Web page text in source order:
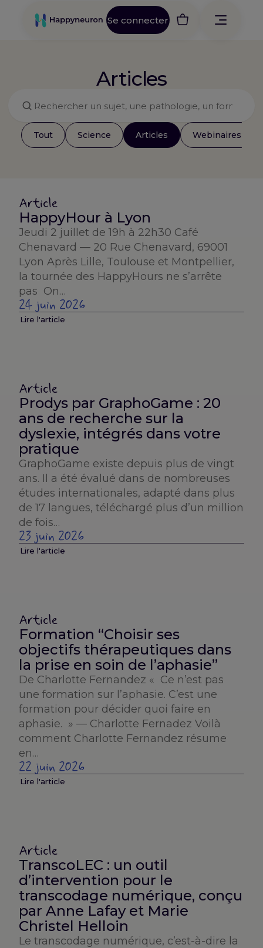
Se connecter
Articles
Rechercher
Tout Science Articles Webinaires
Article
HappyHour à Lyon
Jeudi 2 juillet de 19h à 22h30 Café
Chenavard — 20 Rue Chenavard, 69001
Lyon Après Lille, Toulouse et Montpellier,
la tournée des HappyHours ne s’arrête
pas On…
24 juin 2026
Lire l'article
Article
Prodys par GraphoGame : 20
ans de recherche sur la
dyslexie, intégrés dans votre
pratique
GraphoGame existe depuis plus de vingt
ans. Il a été évalué dans de nombreuses
études internationales, adapté dans plus
de 17 langues, téléchargé plus d’un million
de fois…
23 juin 2026
Lire l'article
Article
Formation “Choisir ses
objectifs thérapeutiques dans
la prise en soin de l’aphasie”
De Charlotte Fernandez « Ce n’est pas
une formation sur l’aphasie. C’est une
formation pour décider quoi faire en
aphasie. » — Charlotte Fernadez Voilà
comment Charlotte Fernandez résume
en…
22 juin 2026
Lire l'article
Article
TranscoLEC : un outil
d’intervention pour le
transcodage numérique, conçu
par Anne Lafay et Marie
Christel Helloin
Le transcodage numérique, c’est-à-dire la